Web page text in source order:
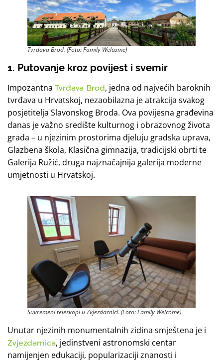
Tvrđava Brod. (Foto: Family Welcome)
1. Putovanje kroz povijest i svemir
Impozantna Tvrđava Brod, jedna od najvećih baroknih
tvrđava u Hrvatskoj, nezaobilazna je atrakcija svakog
posjetitelja Slavonskog Broda. Ova povijesna građevina
danas je važno središte kulturnog i obrazovnog života
grada – u njezinim prostorima djeluju gradska uprava,
Glazbena škola, Klasična gimnazija, tradicijski obrti te
Galerija Ružić, druga najznačajnija galerija moderne
umjetnosti u Hrvatskoj.
Suvremeni teleskopi u Zvjezdarnici. (Foto: Family Welcome)
Unutar njezinih monumentalnih zidina smještena je i
Zvjezdarnica, jedinstveni astronomski centar
namijenjen edukaciji, popularizaciji znanosti i